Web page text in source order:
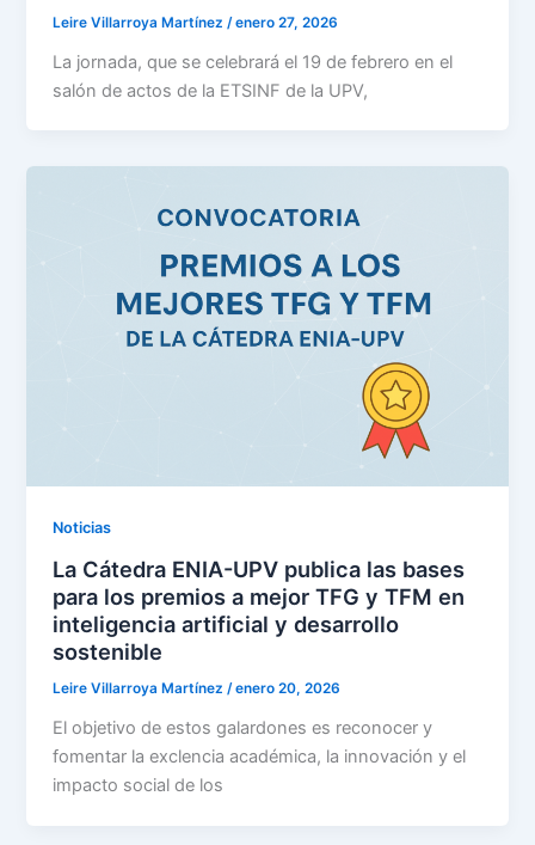
Leire Villarroya Martínez /enero 27, 2026
La jornada, que se celebrará el 19 de febrero en el
salón de actos de la ETSINF de la UPV,
Noticias
La Cátedra ENIA-UPV publica las bases
para los premios a mejor TFG y TFM en
inteligencia artificial y desarrollo
sostenible
Leire Villarroya Martínez /enero 20, 2026
El objetivo de estos galardones es reconocer y
fomentar la exclencia académica, la innovación y el
impacto social de los